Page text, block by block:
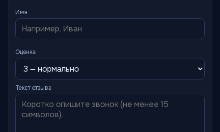
Имя
Оценка
Текст отзыва